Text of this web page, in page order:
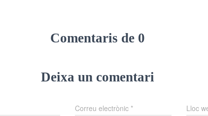
Comentaris de 0
Deixa un comentari
Correu electrònic* Lloc